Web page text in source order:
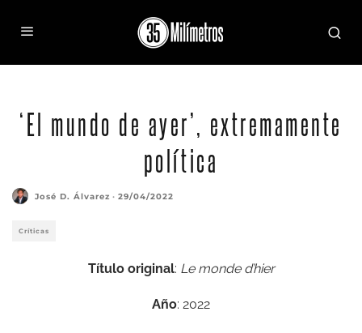
‘El mundo de ayer’, extremamente
política
José D. Álvarez · 29/04/2022
Críticas
Título original: Le monde d’hier
Año: 2022